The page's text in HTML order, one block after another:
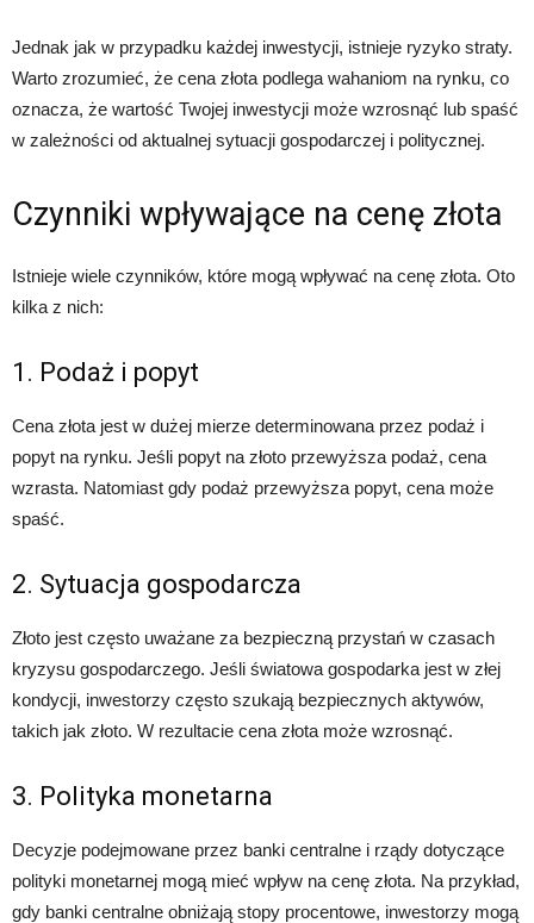
Jednak jak w przypadku każdej inwestycji, istnieje ryzyko straty.
Warto zrozumieć, że cena złota podlega wahaniom na rynku, co
oznacza, że wartość Twojej inwestycji może wzrosnąć lub spaść
w zależności od aktualnej sytuacji gospodarczej i politycznej.
Czynniki wpływające na cenę złota
Istnieje wiele czynników, które mogą wpływać na cenę złota. Oto
kilka z nich:
1. Podaż i popyt
Cena złota jest w dużej mierze determinowana przez podaż i
popyt na rynku. Jeśli popyt na złoto przewyższa podaż, cena
wzrasta. Natomiast gdy podaż przewyższa popyt, cena może
spaść.
2. Sytuacja gospodarcza
Złoto jest często uważane za bezpieczną przystań w czasach
kryzysu gospodarczego. Jeśli światowa gospodarka jest w złej
kondycji, inwestorzy często szukają bezpiecznych aktywów,
takich jak złoto. W rezultacie cena złota może wzrosnąć.
3. Polityka monetarna
Decyzje podejmowane przez banki centralne i rządy dotyczące
polityki monetarnej mogą mieć wpływ na cenę złota. Na przykład,
gdy banki centralne obniżają stopy procentowe, inwestorzy mogą